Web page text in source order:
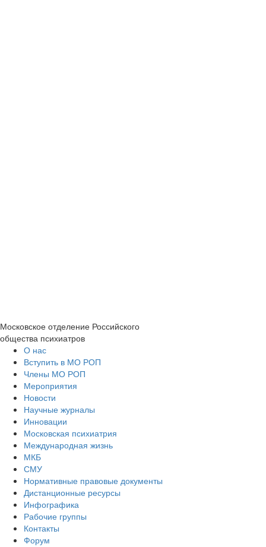
Московское отделение Российского
общества психиатров
О нас
Вступить в МО РОП
Члены МО РОП
Мероприятия
Новости
Научные журналы
Инновации
Московская психиатрия
Международная жизнь
МКБ
СМУ
Нормативные правовые документы
Дистанционные ресурсы
Инфографика
Рабочие группы
Контакты
Форум